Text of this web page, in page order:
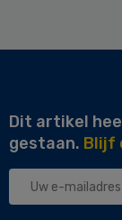
Dit artikel
gestaan. Blijf
Uw